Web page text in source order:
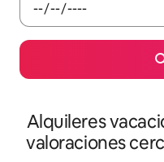
Alquileres
valoraciones